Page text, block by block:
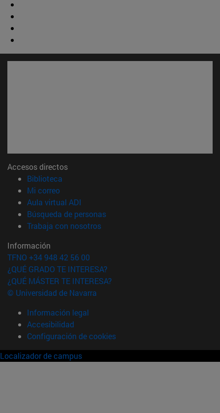
Accesos directos
Biblioteca
Mi correo(abre en nueva ventana)
Aula virtual ADI
Búsqueda de personas(abre en nueva ventana)
Trabaja con nosotros(abre en nueva ventana)
Información
TFNO +34 948 42 56 00
¿QUÉ GRADO TE INTERESA?
¿QUÉ MÁSTER TE INTERESA?
© Universidad de Navarra
Información legal
Accesibilidad
Configuración de cookies
Localizador de campus